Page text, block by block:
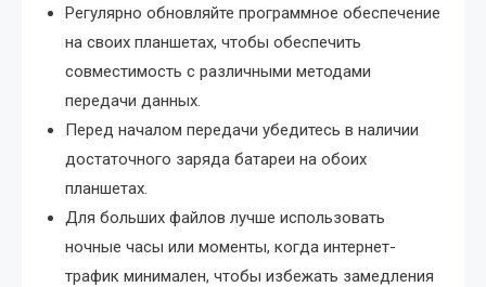
Регулярно обновляйте программное обеспечение
на своих планшетах, чтобы обеспечить
совместимость с различными методами
передачи данных.
Перед началом передачи убедитесь в наличии
достаточного заряда батареи на обоих
планшетах.
Для больших файлов лучше использовать
ночные часы или моменты, когда интернет-
трафик минимален, чтобы избежать замедления